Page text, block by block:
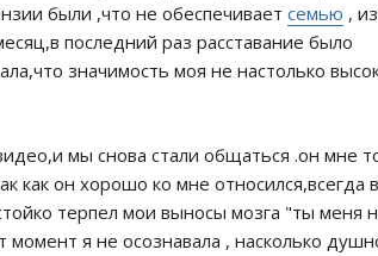
были ,что не обеспечивает семью ,
последний раз расставание было
значимость моя не настолько
мы снова стали общаться .он мне
как он хорошо ко мне относился,всегда
терпел мои выносы мозга "ты меня
я не осознавала , насколько